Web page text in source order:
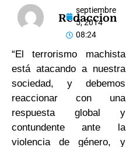
Redaccion
septiembre
5, 2014
08:24
“El terrorismo machista
está atacando a nuestra
sociedad, y debemos
reaccionar con una
respuesta global y
contundente ante la
violencia de género, y